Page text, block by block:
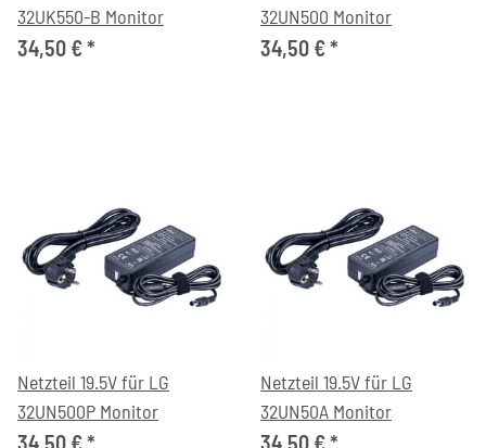
32UK550-B Monitor
34,50 €*
32UN500 Monitor
34,50 €*
Netzteil 19.5V für LG
32UN500P Monitor
34,50 €*
Netzteil 19.5V für LG
32UN50A Monitor
34,50 €*